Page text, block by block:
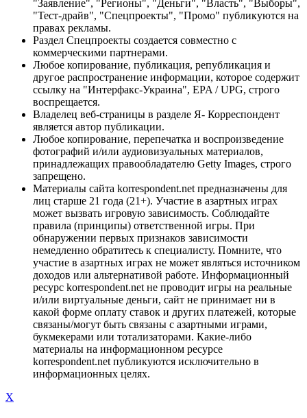
"Заявление", "Регионы", "Деньги", "Власть", "Выборы",
"Тест-драйв", "Спецпроекты", "Промо" публикуются на
правах рекламы.
Раздел Спецпроекты создается совместно с
коммерческими партнерами.
Любое копирование, публикация, републикация и
другое распространение информации, которое содержит
ссылку на "Интерфакс-Украина", EPA / UPG, строго
воспрещается.
Владелец веб-страницы в разделе Я- Корреспондент
является автор публикации.
Любое копирование, перепечатка и воспроизведение
фотографий и/или аудиовизуальных материалов,
принадлежащих правообладателю Getty Images, строго
запрещено.
Материалы сайта korrespondent.net предназначены для
лиц старше 21 года (21+). Участие в азартных играх
может вызвать игровую зависимость. Соблюдайте
правила (принципы) ответственной игры. При
обнаружении первых признаков зависимости
немедленно обратитесь к специалисту. Помните, что
участие в азартных играх не может являться источником
доходов или альтернативой работе. Информационный
ресурс korrespondent.net не проводит игры на реальные
и/или виртуальные деньги, сайт не принимает ни в
какой форме оплату ставок и других платежей, которые
связаны/могут быть связаны с азартными играми,
букмекерами или тотализаторами. Какие-либо
материалы на информационном ресурсе
korrespondent.net публикуются исключительно в
информационных целях.
X